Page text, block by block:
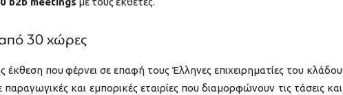
από 30 χώρες
έκθεση που φέρνει σε επαφή τους Έλληνες επιχειρηματίες του κλάδου
και εμπορικές εταιρίες που διαμορφώνουν τις τάσεις και